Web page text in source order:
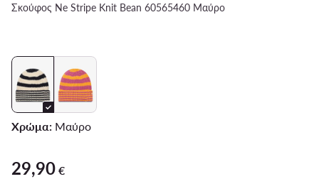
Σκούφος Ne Stripe Knit Bean 60565460 Μαύρο
Χρώμα: Μαύρο
29,90 €
29,90 €